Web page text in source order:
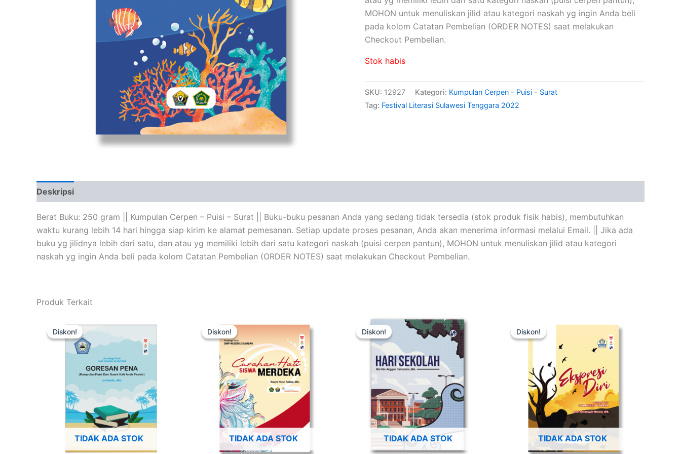
MOHON untuk menuliskan jilid atau kategori naskah yg ingin Anda beli
pada kolom Catatan Pembelian (ORDER NOTES) saat melakukan
Checkout Pembelian.
Stok habis
SKU: 12927 Kategori: Kumpulan Cerpen - Puisi - Surat
Tag: Festival Literasi Sulawesi Tenggara 2022
Deskripsi
Berat Buku: 250 gram || Kumpulan Cerpen – Puisi – Surat || Buku-buku pesanan Anda yang sedang tidak tersedia (stok produk fisik habis), membutuhkan
waktu kurang lebih 14 hari hingga siap kirim ke alamat pemesanan. Setiap update proses pesanan, Anda akan menerima informasi melalui Email. || Jika ada
buku yg jilidnya lebih dari satu, dan atau yg memiliki lebih dari satu kategori naskah (puisi cerpen pantun), MOHON untuk menuliskan jilid atau kategori
naskah yg ingin Anda beli pada kolom Catatan Pembelian (ORDER NOTES) saat melakukan Checkout Pembelian.
Produk Terkait
Diskon!
TIDAK ADA STOK
Diskon!
aslinya
adalah:
Rp50.000.
saat
adalah:
Rp35.000.
Diskon!
TIDAK ADA STOK
Diskon!
aslinya
adalah:
Rp50.000.
saat
adalah:
Rp35.000.
Diskon!
TIDAK ADA STOK
Diskon!
Harga
aslinya
adalah:
Rp50.000.
Harga
saat
ini
Rp35.000.
Diskon!
TIDAK ADA STOK
Diskon!
aslinya
adalah:
Rp50.000.
saat
Rp35.000.